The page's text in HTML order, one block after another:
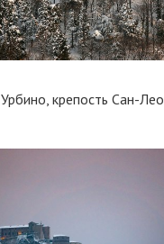
Урбино, крепость Сан-Лео